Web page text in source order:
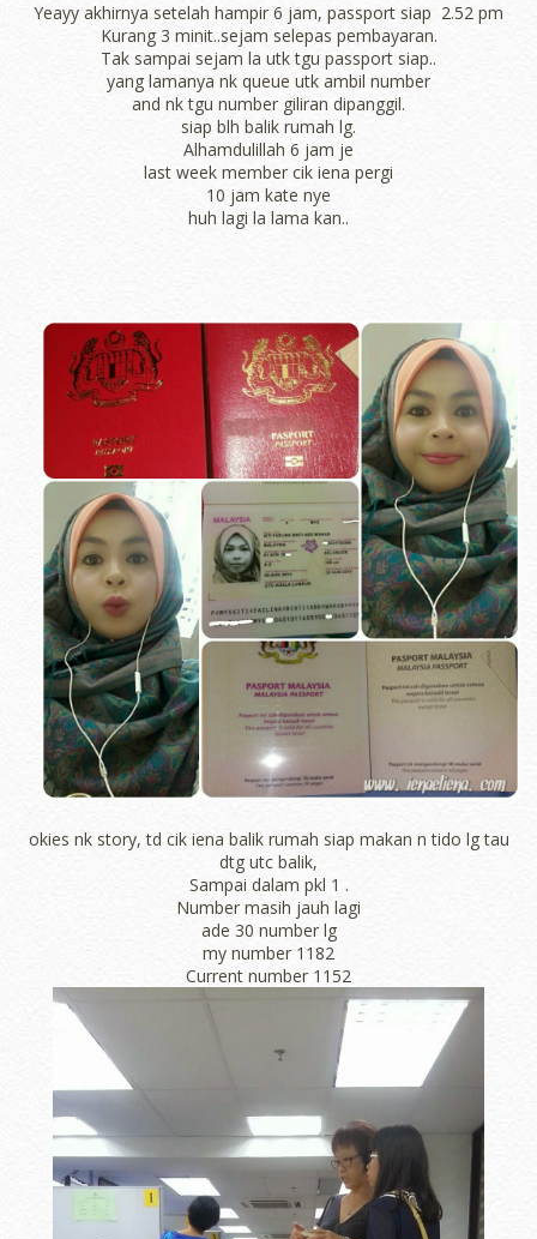
Yeayy akhirnya setelah hampir 6 jam, passport siap 2.52 pm
Kurang 3 minit..sejam selepas pembayaran.
Tak sampai sejam la utk tgu passport siap..
yang lamanya nk queue utk ambil number
and nk tgu number giliran dipanggil.
siap blh balik rumah lg.
Alhamdulillah 6 jam je
last week member cik iena pergi
10 jam kate nye
huh lagi la lama kan..
okies nk story, td cik iena balik rumah siap makan n tido lg tau
dtg utc balik,
Sampai dalam pkl 1 .
Number masih jauh lagi
ade 30 number lg
my number 1182
Current number 1152